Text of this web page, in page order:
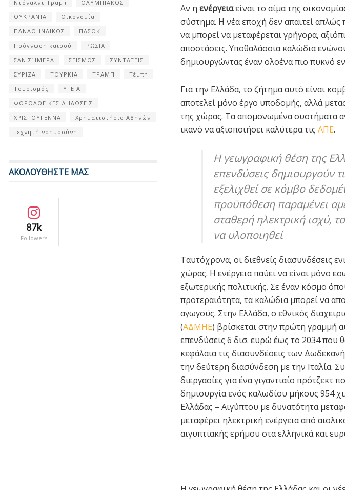
Αν η ενέργειαείναι το αίμα της
σύστημα. Η νέα εποχή δεν απαιτεί απλώς
να μπορεί να μεταφέρεται γρήγορα,
αποστάσεις. Υποθαλάσσια καλώδια
δημιουργώντας έναν ολοένα πιο πυκνό
Για την Ελλάδα, το ζήτημα αυτό είναι
αποτελεί μόνο έργο υποδομής, αλλά
της χώρας. Τα απομονωμένα συστήματα
ικανό να αξιοποιήσει καλύτερα τις ΑΠΕ.
Η γεωγραφική θέση της
επενδύσεις δημιουργούν
εξελιχθεί σε κόμβο
προϋπόθεση παραμένει
σταθερή ηλεκτρική ισχύ,
να υλοποιηθεί
Ταυτόχρονα, οι διεθνείς διασυνδέσεις
χώρας. Η ενέργεια παύει να είναι μόνο
εξωτερικής πολιτικής. Σε έναν κόσμο
προτεραιότητα, τα καλώδια μπορεί να
αγωγούς. Στην Ελλάδα, ο εθνικός
(ΑΔΜΗΕ) βρίσκεται στην πρώτη γραμμή
επενδύσεις 6 δισ. ευρώ έως το 2034 που
κεφάλαια τις διασυνδέσεις των
την δεύτερη διασύνδεση με την Ιταλία.
διεργασίες για ένα γιγαντιαίο πρότζεκτ
δημιουργία ενός καλωδίου μήκους 954
Ελλάδας – Αιγύπτου με δυνατότητα
μεταφέρει ηλεκτρική ενέργεια από
αιγυπτιακής ερήμου στα ελληνικά και
Ντόναλντ Τραμπ
ΟΛΥΜΠΙΑΚΟΣ
ΟΥΚΡΑΝΊΑ
Οικονομία
ΠΑΝΑΘΗΝΑΙΚΟΣ
ΠΑΣΟΚ
Πρόγνωση καιρού
ΡΩΣΙΑ
ΣΑΝ ΣΉΜΕΡΑ
ΣΕΙΣΜΟΣ
ΣΥΝΤΑΞΕΙΣ
ΣΥΡΙΖΑ
ΤΟΥΡΚΙΑ ΤΡΑΜΠ
Τέμπη
Τουρισμός
ΥΓΕΙΑ
ΦΟΡΟΛΟΓΙΚΕΣ ΔΗΛΩΣΕΙΣ
ΧΡΙΣΤΟΥΓΕΝΝΑ
Χρηματιστήριο Αθηνών
τεχνητή νοημοσύνη
ΑΚΟΛΟΥΘΗΣΤΕ ΜΑΣ
87k
Followers